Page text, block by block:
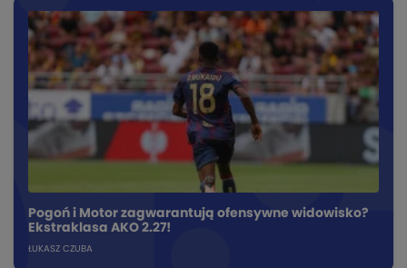
Pogoń i Motor zagwarantują ofensywne widowisko?
Ekstraklasa AKO 2.27!
ŁUKASZ CZUBA